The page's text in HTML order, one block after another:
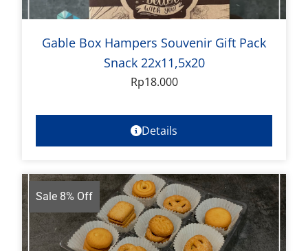
Gable Box Hampers Souvenir Gift Pack
Snack 22x11,5x20
Rp18.000
Details
Sale 8% Off